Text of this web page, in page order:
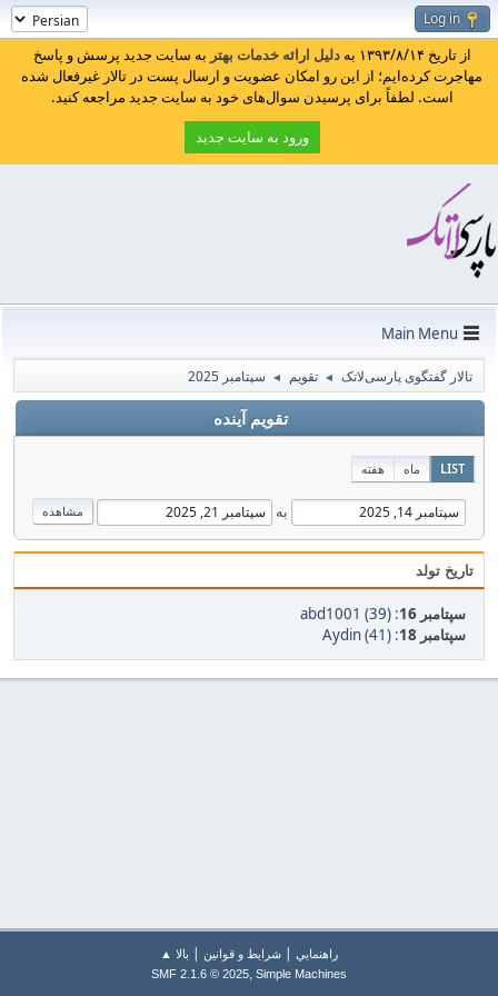
Log in
از تاریخ ۱۳۹۳/۸/۱۴ به دلیل ارائه خدمات بهتر به سایت جدید پرسش و پاسخ
مهاجرت کرده‌ایم؛ از این رو امکان عضویت و ارسال پست در تالار غیرفعال شده
است. لطفاً برای پرسیدن سوال‌های خود به سایت جدید مراجعه کنید.
ورود به سایت جدید
Main Menu
تالار گفتگوی پارسی‌لاتک ◄ تقویم ◄ سپتامبر 2025
تقویم آینده
LIST ماه هفته
به
تاریخ تولد
سپتامبر 16 :
abd1001 (39)
سپتامبر 18
:
Aydin (41)
راهنمايي | شرایط و قوانین | بالا ▲
SMF 2.1.6 © 2025, Simple Machines